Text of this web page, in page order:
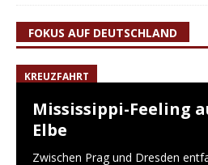
FOKUS AUF DEUTSCHLAND
KREUZFAHRT
Mississippi-Feeling
Elbe
Zwischen Prag und Dresden